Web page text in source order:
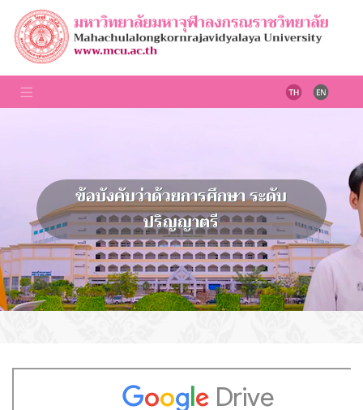
ข้อบังคับว่าด้วยการศึกษา ระดับ
ปริญญาตรี